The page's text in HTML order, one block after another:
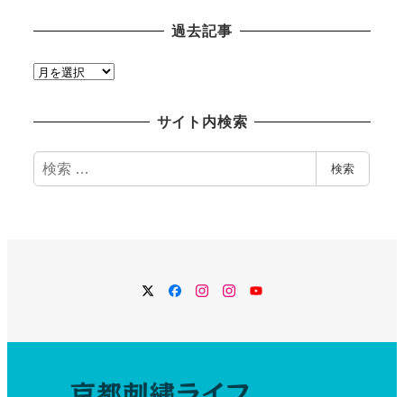
過去記事
過
サイト内検索
検
索
検索
TwitterFacebook
Instagram
Instagram
YouTube